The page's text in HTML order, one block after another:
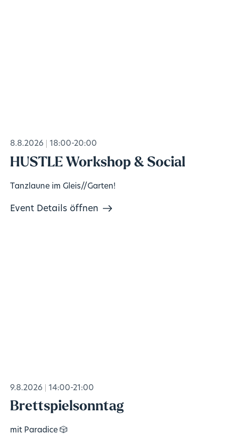
8.8.2026 18:00-20:00
HUSTLE Workshop & Social
Tanzlaune im Gleis//Garten!
Event Details öffnen
9.8.2026 14:00-21:00
Brettspielsonntag
mit Paradice 🎲